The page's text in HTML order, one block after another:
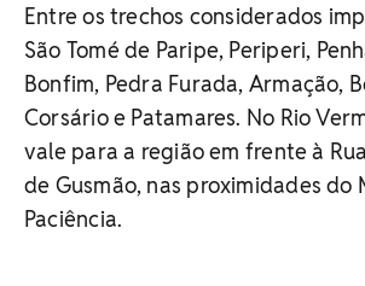
Entre os trechos considerados
São Tomé de Paripe, Periperi,
Bonfim, Pedra Furada, Armação,
Corsário e Patamares. No Rio
vale para a região em frente à
de Gusmão, nas proximidades do
Paciência.